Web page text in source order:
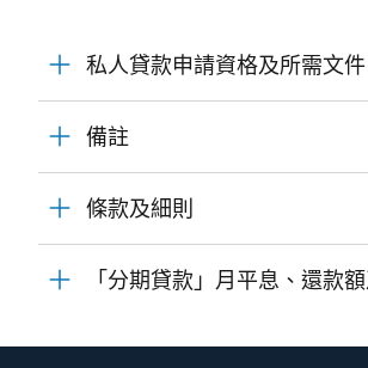
私人貸款申請資格及所需文件
備註
條款及細則
「分期貸款」月平息、還款